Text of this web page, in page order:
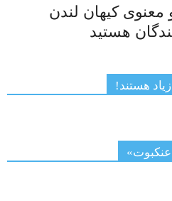
معنوی کیهان لندن
هستید
زیاد هستند!